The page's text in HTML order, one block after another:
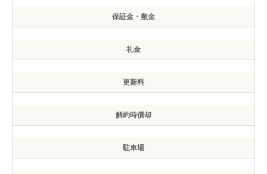
保証金・敷金
礼金
更新料
解約時償却
駐車場